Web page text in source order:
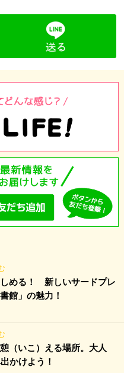
める！ 新しいサードプレ
館」の魅力！
（いこ）える場所。大人
かけよう！